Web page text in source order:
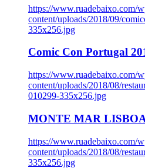
https://www.ruadebaixo.com/
content/uploads/2018/09/
335x256.jpg
Comic Con Portugal
https://www.ruadebaixo.com/
content/uploads/2018/08/
010299-335x256.jpg
MONTE MAR
https://www.ruadebaixo.com/
content/uploads/2018/08/
335x256.jpg